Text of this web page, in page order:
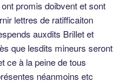
par 3 soit 1/12 puis divisé
auxdits vendeurs ès
située en la rue Saint
laquelle est décédé feu